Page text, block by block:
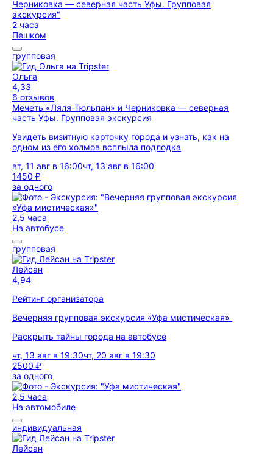
2 часа
Пешком
групповая
Ольга
4,33
6 отзывов
Мечеть «Ляля-Тюльпан» и Черниковка — северная
часть Уфы. Групповая экскурсия
Увидеть визитную карточку города и узнать, как на
одном из его холмов всплыла подлодка
вт, 11 авг в 16:00чт, 13 авг в 16:00
1450 ₽
за одного
2,5 часа
На автобусе
групповая
Лейсан
4,94
Рейтинг организатора
Вечерняя групповая экскурсия «Уфа мистическая»
Раскрыть тайны города на автобусе
чт, 13 авг в 19:30чт, 20 авг в 19:30
2500 ₽
за одного
2,5 часа
На автомобиле
индивидуальная
Лейсан